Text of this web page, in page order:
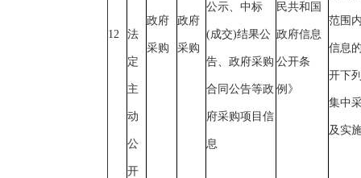
法
定
主
动
公
开
12
政府
采购
政府
采购
公示、中标
(成交)结果公
告、政府采购
合同公告等政
府采购项目信
息
民共和国
政府信息
公开条
例》
范围
信息
开下
集中
及实